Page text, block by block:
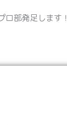
ロ部発足します！